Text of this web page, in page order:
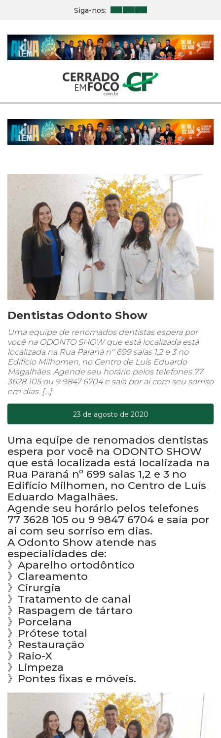
Siga-nos:
Previous Next
Previous Next
Dentistas Odonto Show
Uma equipe de renomados dentistas espera por
você na ODONTO SHOW que está localizada está
localizada na Rua Paraná nº 699 salas 1,2 e 3 no
Edifício Milhomen, no Centro de Luís Eduardo
Magalhães. Agende seu horário pelos telefones 77
3628 105 ou 9 9847 6704 e saía por ai com seu sorriso
em dias. […]
23 de agosto de 2020
Uma equipe de renomados dentistas
espera por você na ODONTO SHOW
que está localizada está localizada na
Rua Paraná nº 699 salas 1,2 e 3 no
Edifício Milhomen, no Centro de Luís
Eduardo Magalhães.
Agende seu horário pelos telefones
77 3628 105 ou 9 9847 6704 e saía por
ai com seu sorriso em dias.
A Odonto Show atende nas
especialidades de:
》Aparelho ortodôntico
》Clareamento
》Cirurgia
》Tratamento de canal
》Raspagem de tártaro
》Porcelana
》Prótese total
》Restauração
》Raio-X
》Limpeza
》Pontes fixas e móveis.